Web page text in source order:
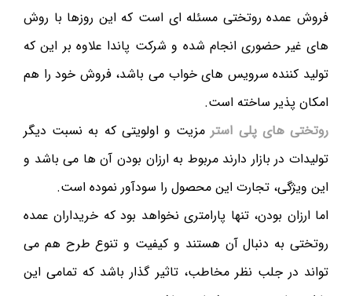
فروش عمده روتختی مسئله ای است که این روزها با روش
های غیر حضوری انجام شده و شرکت پاندا علاوه بر این که
تولید کننده سرویس های خواب می باشد، فروش خود را هم
امکان پذیر ساخته است.
روتختی های پلی استرمزیت و اولویتی که به نسبت دیگر
تولیدات در بازار دارند مربوط به ارزان بودن آن ها می باشد و
این ویژگی، تجارت این محصول را سودآور نموده است.
اما ارزان بودن، تنها پارامتری نخواهد بود که خریداران عمده
روتختی به دنبال آن هستند و کیفیت و تنوع طرح هم می
تواند در جلب نظر مخاطب، تاثیر گذار باشد که تمامی این